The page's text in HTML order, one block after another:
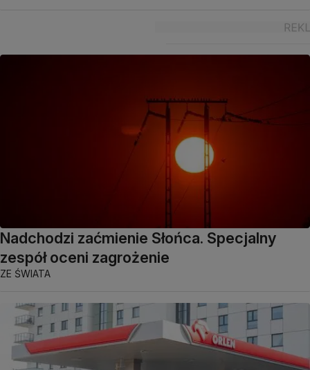
Nadchodzi zaćmienie Słońca. Specjalny
zespół oceni zagrożenie
ZE ŚWIATA